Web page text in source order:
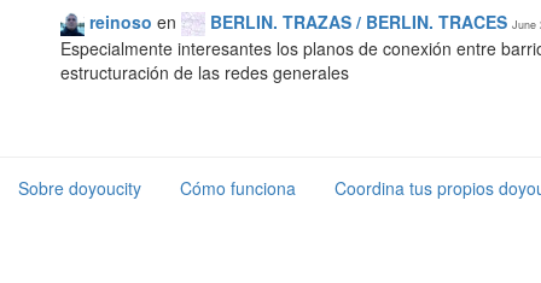
reinoso en BERLIN. TRAZAS / BERLIN. TRACES June
Especialmente interesantes los planos de conexión entre
estructuración de las redes generales
Sobre doyoucity Cómo funciona Coordina tus propios